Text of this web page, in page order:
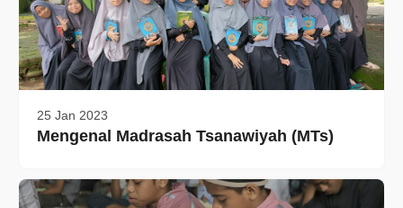
25 Jan 2023
Mengenal Madrasah Tsanawiyah (MTs)